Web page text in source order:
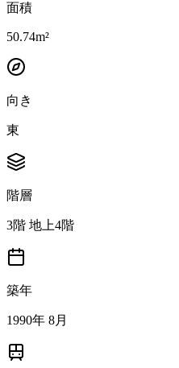
面積
50.74m²
向き
東
階層
3階 地上4階
築年
1990年 8月